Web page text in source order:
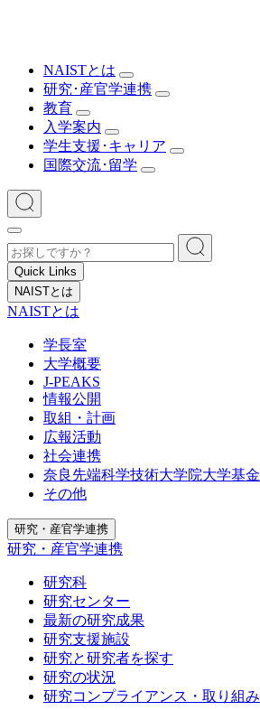
NAISTとは
研究･産官学連携
教育
入学案内
学生支援･キャリア
国際交流･留学
Quick Links
NAISTとは
NAISTとは
学長室
大学概要
J-PEAKS
情報公開
取組・計画
広報活動
社会連携
奈良先端科学技術大学院大学基金
その他
研究・産官学連携
研究・産官学連携
研究科
研究センター
最新の研究成果
研究支援施設
研究と研究者を探す
研究の状況
研究コンプライアンス・取り組み